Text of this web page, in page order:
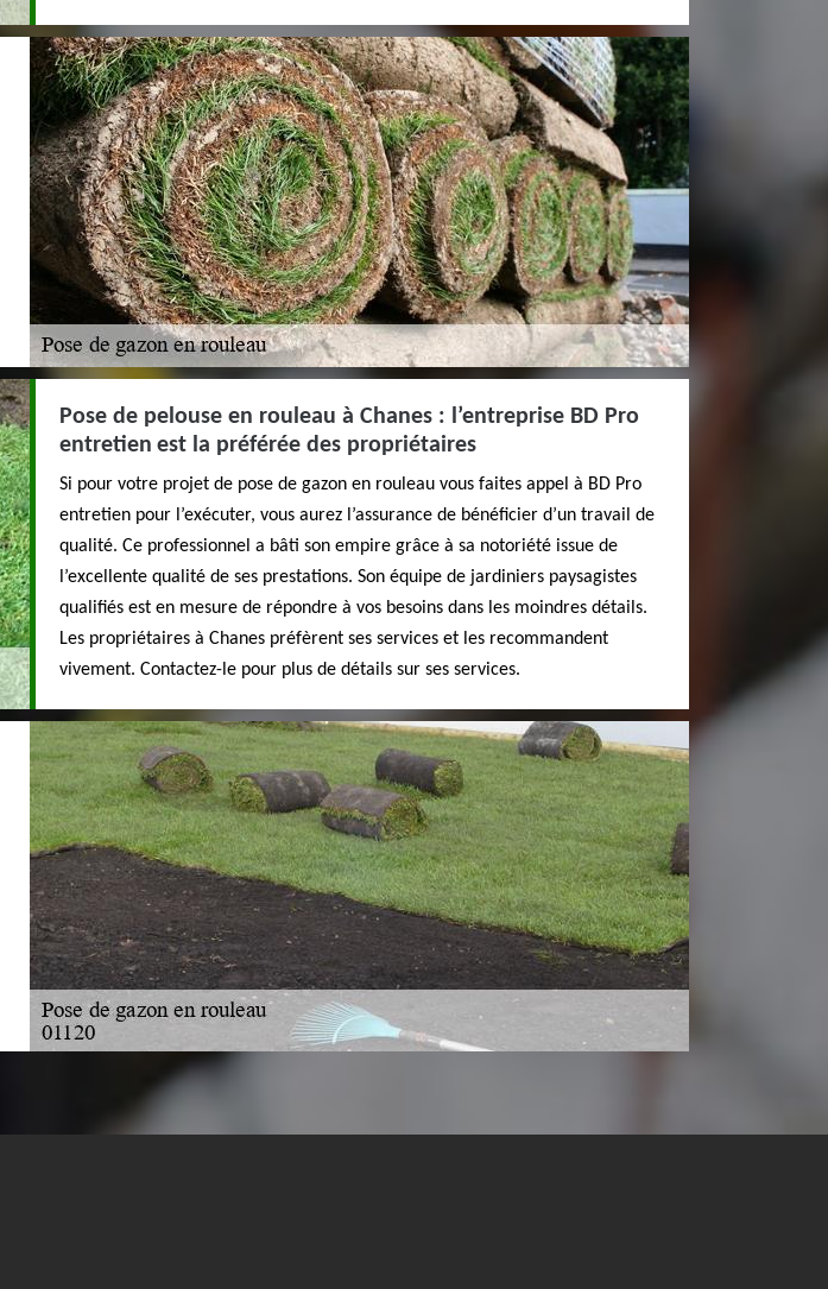
Pose de pelouse en rouleau à Chanes : l’entreprise BD Pro
entretien est la préférée des propriétaires
Si pour votre projet de pose de gazon en rouleau vous faites appel à BD Pro
entretien pour l’exécuter, vous aurez l’assurance de bénéficier d’un travail de
qualité. Ce professionnel a bâti son empire grâce à sa notoriété issue de
l’excellente qualité de ses prestations. Son équipe de jardiniers paysagistes
qualifiés est en mesure de répondre à vos besoins dans les moindres détails.
Les propriétaires à Chanes préfèrent ses services et les recommandent
vivement. Contactez-le pour plus de détails sur ses services.